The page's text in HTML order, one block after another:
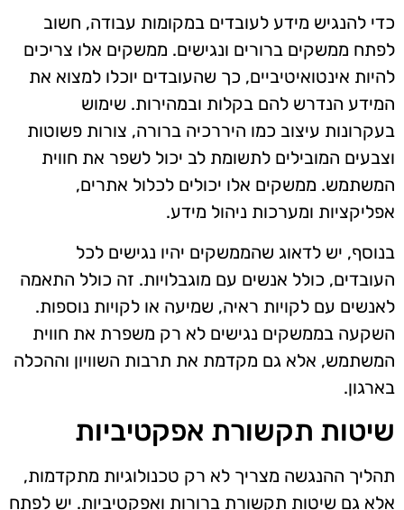
כדי להנגיש מידע לעובדים במקומות עבודה, חשוב
לפתח ממשקים ברורים ונגישים. ממשקים אלו צריכים
להיות אינטואיטיביים, כך שהעובדים יוכלו למצוא את
המידע הנדרש להם בקלות ובמהירות. שימוש
בעקרונות עיצוב כמו היררכיה ברורה, צורות פשוטות
וצבעים המובילים לתשומת לב יכול לשפר את חווית
המשתמש. ממשקים אלו יכולים לכלול אתרים,
אפליקציות ומערכות ניהול מידע.
בנוסף, יש לדאוג שהממשקים יהיו נגישים לכל
העובדים, כולל אנשים עם מוגבלויות. זה כולל התאמה
לאנשים עם לקויות ראיה, שמיעה או לקויות נוספות.
השקעה בממשקים נגישים לא רק משפרת את חווית
המשתמש, אלא גם מקדמת את תרבות השוויון וההכלה
בארגון.
שיטות תקשורת אפקטיביות
תהליך ההנגשה מצריך לא רק טכנולוגיות מתקדמות,
אלא גם שיטות תקשורת ברורות ואפקטיביות. יש לפתח